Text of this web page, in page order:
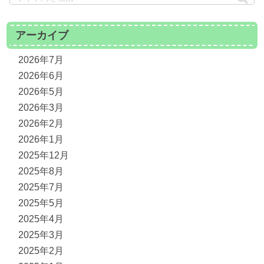
アーカイブ
2026年7月
2026年6月
2026年5月
2026年3月
2026年2月
2026年1月
2025年12月
2025年8月
2025年7月
2025年5月
2025年4月
2025年3月
2025年2月